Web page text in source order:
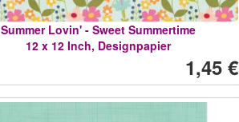
Summer Lovin' - Sweet Summertime
12 x 12 Inch, Designpapier
1,45 €